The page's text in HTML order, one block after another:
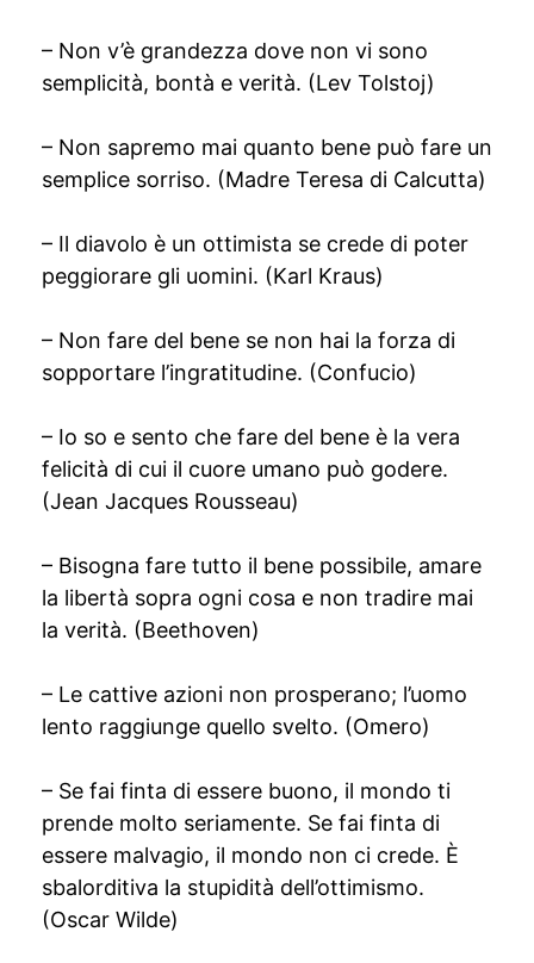
– Non v’è grandezza dove non vi sono
semplicità, bontà e verità. (Lev Tolstoj)
– Non sapremo mai quanto bene può fare un
semplice sorriso. (Madre Teresa di Calcutta)
– Il diavolo è un ottimista se crede di poter
peggiorare gli uomini. (Karl Kraus)
– Non fare del bene se non hai la forza di
sopportare l’ingratitudine. (Confucio)
– Io so e sento che fare del bene è la vera
felicità di cui il cuore umano può godere.
(Jean Jacques Rousseau)
– Bisogna fare tutto il bene possibile, amare
la libertà sopra ogni cosa e non tradire mai
la verità. (Beethoven)
– Le cattive azioni non prosperano; l’uomo
lento raggiunge quello svelto. (Omero)
– Se fai finta di essere buono, il mondo ti
prende molto seriamente. Se fai finta di
essere malvagio, il mondo non ci crede. È
sbalorditiva la stupidità dell’ottimismo.
(Oscar Wilde)